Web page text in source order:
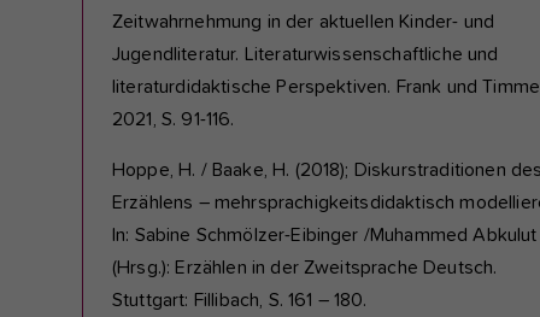
Zeitwahrnehmung in der aktuellen Kinder- und
Jugendliteratur. Literaturwissenschaftliche und
literaturdidaktische Perspektiven. Frank und Timme
2021, S. 91-116.
Hoppe, H. / Baake, H. (2018); Diskurstraditionen
Erzählens – mehrsprachigkeitsdidaktisch
In: Sabine Schmölzer-Eibinger /Muhammed Abkulut
(Hrsg.): Erzählen in der Zweitsprache Deutsch.
Stuttgart: Fillibach, S. 161 – 180.